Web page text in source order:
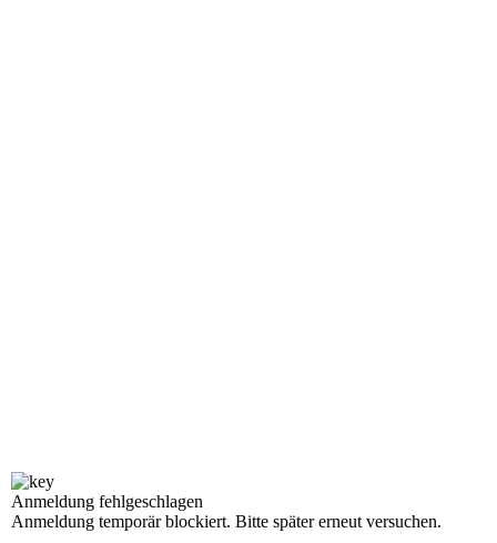
Anmeldung fehlgeschlagen
Anmeldung temporär blockiert. Bitte später erneut versuchen.